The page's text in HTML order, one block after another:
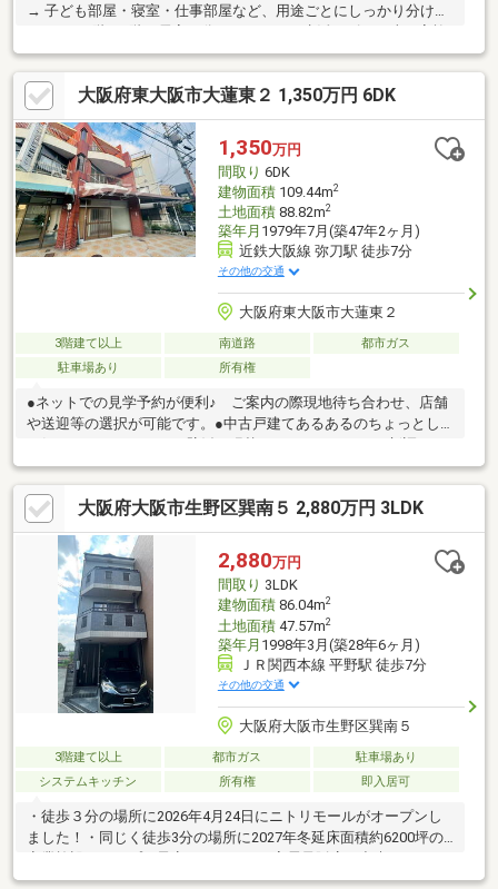
→ 子ども部屋・寝室・仕事部屋など、用途ごとにしっかり分けら
でも快適 → 在宅ワークや夜勤の方でも気を遣わず生活できま
す・約6帖のDKで食事スペースをしっかり確保◎ → ダイニング
テーブルも配置可能で、家族が集まる空間に・約6帖の和室でゆっ
たりくつろげる空間あり♪ → 来客用や寝室としても使える万能
スペース
大阪府東大阪市大蓮東２ 1,350万円 6DK
1,350万円
間取り 6DK
建物面積109.44m2
土地面積88.82m2
築年月 1979年7月(築47年2ヶ月)
近鉄大阪線 弥刀駅 徒歩7分
その他の交通
大阪府東大阪市大蓮東２
3階建て以上 南道路
都市ガス
駐車場あり
所有権
●ネットでの見学予約が便利♪ ご案内の際現地待ち合わせ、店舗
や送迎等の選択が可能です。●中古戸建てあるあるのちょっとし
いな・・・等のリフォーム相談も承っております♪ 弊社はリフォ
ーム案件実績も多数！！ぜひ、営業にお声がけ下さい。●駐車場
完備で、お車での来店も安心！●キッズスペース完備！●Google口
コミ評価、高評価頂いております♪●住宅ローンに関するご相談が
増えています。不安や疑問点を一緒に解決していきます。ぜひご
相談下さい(^^)＊気になる他社・他サイトの掲載物件もまとめてご
見学・ご提案可能です＊
大阪府大阪市生野区巽南５ 2,880万円 3LDK
2,880万円
間取り 3LDK
建物面積86.04m2
土地面積47.57m2
築年月 1998年3月(築28年6ヶ月)
ＪＲ関西本線 平野駅 徒歩7分
その他の交通
大阪府大阪市生野区巽南５
3階建て以上 都市ガス
駐車場あり
システムキッチン
所有権 即入居可
・徒歩３分の場所に2026年4月24日にニトリモールがオープンし
ました！・同じく徒歩3分の場所に2027年冬延床面積約6200坪の
す便利に♪・リフォーム箇所 水回り全て、建具、床、クロス、外